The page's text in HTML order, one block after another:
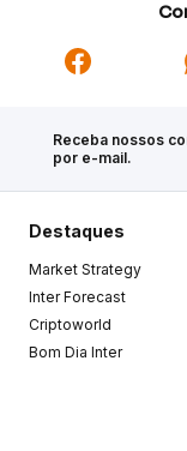
Receba nossos
por e-mail.
Destaques
Market Strategy
Inter Forecast
Criptoworld
Bom Dia Inter